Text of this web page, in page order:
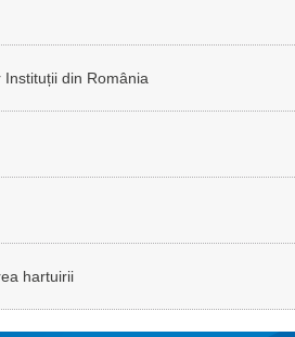
din România
hartuirii